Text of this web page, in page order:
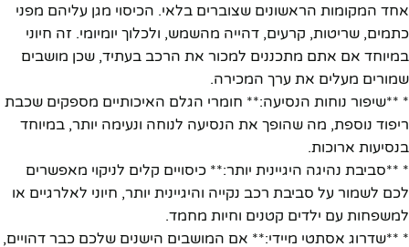
אחד המקומות הראשונים שצוברים בלאי. הכיסוי מגן עליהם מפני
כתמים, שריטות, קרעים, דהייה מהשמש, ולכלוך יומיומי. זה חיוני
במיוחד אם אתם מתכננים למכור את הרכב בעתיד, שכן מושבים
שמורים מעלים את ערך המכירה.
* **שיפור נוחות הנסיעה:** חומרי הגלם האיכותיים מספקים שכבת
ריפוד נוספת, מה שהופך את הנסיעה לנוחה ונעימה יותר, במיוחד
בנסיעות ארוכות.
* **סביבת נהיגה היגיינית יותר:** כיסויים קלים לניקוי מאפשרים
לכם לשמור על סביבת רכב נקייה והיגיינית יותר, חיוני לאלרגיים או
למשפחות עם ילדים קטנים וחיות מחמד.
* **שדרוג אסתטי מיידי:** אם המושבים הישנים שלכם כבר דהויים,